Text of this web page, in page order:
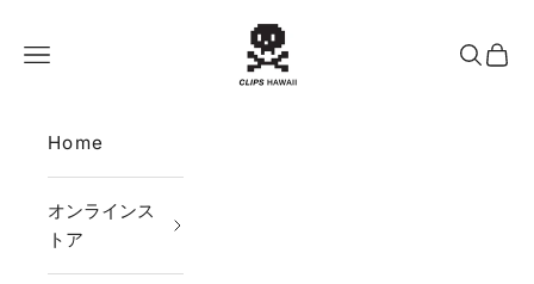
CLIPS HAWAII
メニュー
検索カー
Home
オンラインス
トア